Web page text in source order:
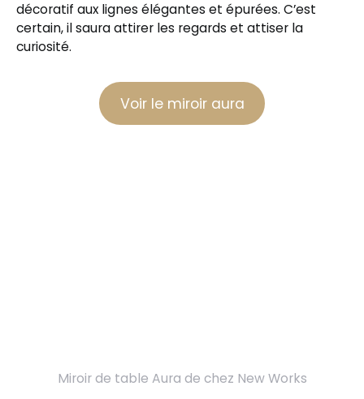
décoratif aux lignes élégantes et épurées. C’est
certain, il saura attirer les regards et attiser la
curiosité.
Voir le miroir aura
Miroir de table Aura de chez New Works